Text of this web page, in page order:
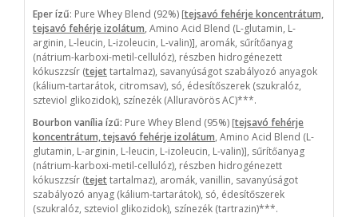
Eper ízű: Pure Whey Blend (92%) [tejsavó fehérje koncentrátum,
tejsavó fehérje izolátum, Amino Acid Blend (L-glutamin, L-
arginin, L-leucin, L-izoleucin, L-valin)], aromák, sűrítőanyag
(nátrium-karboxi-metil-cellulóz), részben hidrogénezett
kókuszzsír (tejettartalmaz), savanyúságot szabályozó anyagok
(kálium-tartarátok, citromsav), só, édesítőszerek (szukralóz,
szteviol glikozidok), színezék (Alluravörös AC)***.
Bourbon vanília ízű: Pure Whey Blend (95%) [tejsavó fehérje
koncentrátum, tejsavó fehérje izolátum, Amino Acid Blend (L-
glutamin, L-arginin, L-leucin, L-izoleucin, L-valin)], sűrítőanyag
(nátrium-karboxi-metil-cellulóz), részben hidrogénezett
kókuszzsír (tejettartalmaz), aromák, vanillin, savanyúságot
szabályozó anyag (kálium-tartarátok), só, édesítőszerek
(szukralóz, szteviol glikozidok), színezék (tartrazin)***.